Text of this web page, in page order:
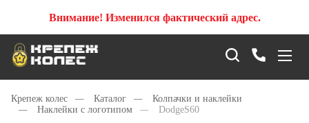
Внимание! Изменился фактический адрес.
Крепеж колес — Каталог —
Колпачки и наклейки
—
Наклейки с логотипом — DodgeS60